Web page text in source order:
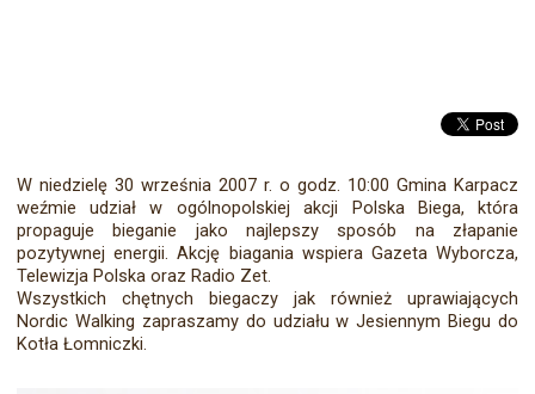
W niedzielę 30 września2007 r. o godz. 10:00Gmina Karpacz
weźmie udział w ogólnopolskiej akcji Polska Biega, która
propaguje bieganie jako najlepszy sposób na złapanie
pozytywnej energii. Akcję biagania wspiera Gazeta Wyborcza,
Telewizja Polska oraz Radio Zet.
Wszystkich chętnych biegaczy jak również uprawiających
Nordic Walking zapraszamy do udziału w Jesiennym Biegu do
Kotła Łomniczki.